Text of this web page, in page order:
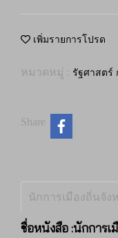
เพิ่มรายการโปรด
หมวดหมู่ : รัฐศาสตร์
Share
ชื่อหนังสือ :นักการ